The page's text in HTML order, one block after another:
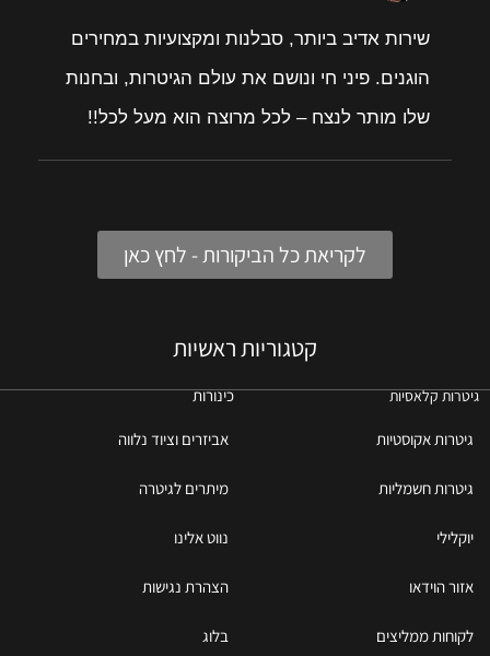
שירות אדיב ביותר, סבלנות ומקצועיות במחירים
הוגנים. פיני חי ונושם את עולם הגיטרות, ובחנות
שלו מותר לנצח – לכל מרוצה הוא מעל לכל!!
לקריאת כל הביקורות - לחץ כאן
קטגוריות ראשיות
גיטרות קלאסיות כינורות
גיטרות אקוסטיות אביזרים וציוד נלווה
גיטרות חשמליות מיתרים לגיטרה
יוקלילי נווט אלינו
אזור הוידאו הצהרת נגישות
לקוחות ממליצים בלוג